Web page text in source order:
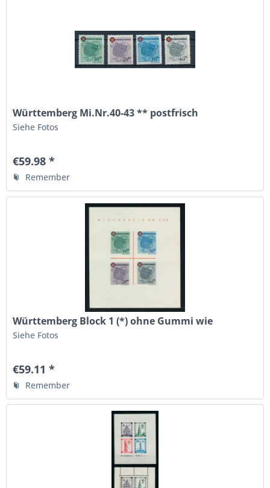
Württemberg Mi.Nr.40-43 ** postfrisch
Siehe Fotos
€59.98 *
Remember
Württemberg Block 1 (*) ohne Gummi wie
verausgabt
Siehe Fotos
€59.11 *
Remember